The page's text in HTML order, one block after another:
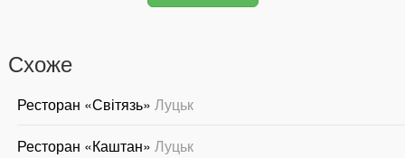
Схоже
Ресторан «Світязь» Луцьк
Ресторан «Каштан» Луцьк